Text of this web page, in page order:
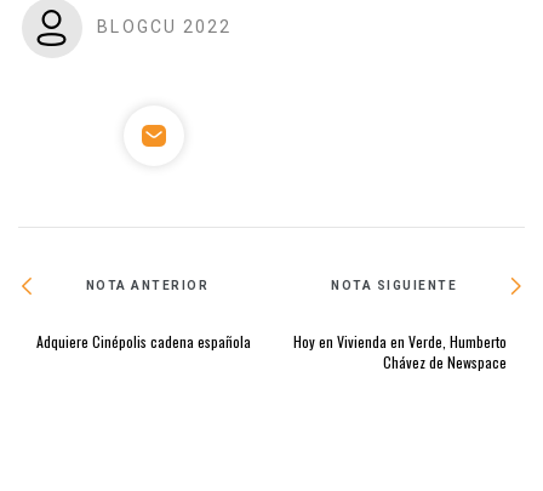
BLOGCU 2022
NOTA ANTERIOR
Adquiere Cinépolis cadena española
NOTA SIGUIENTE
Hoy en Vivienda en Verde, Humberto
Chávez de Newspace